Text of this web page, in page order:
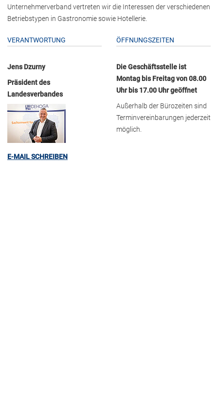
Unternehmerverband vertreten wir die Interessen der verschiedenen
Betriebstypen in Gastronomie sowie Hotellerie.
VERANTWORTUNG
Jens Dzurny
Präsident des
Landesverbandes
E-MAIL SCHREIBEN
ÖFFNUNGSZEITEN
Die Geschäftsstelle ist
Montag bis Freitag von 08.00
Uhr bis 17.00 Uhr geöffnet
Außerhalb der Bürozeiten sind
Terminvereinbarungen jederzeit
möglich.